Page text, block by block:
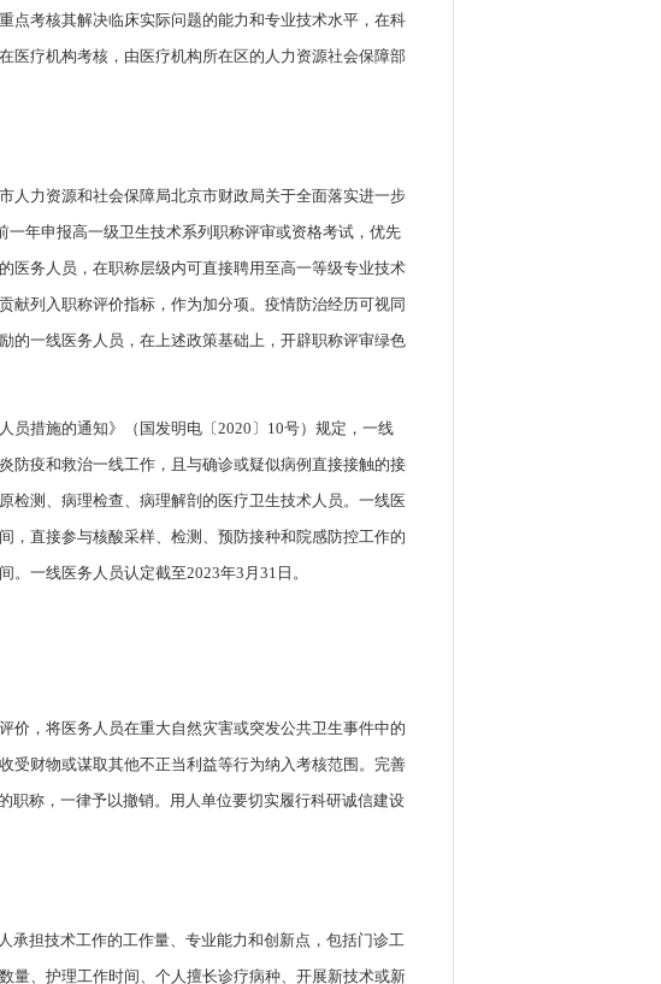
点考核其解决临床实际问题的能力和专业技术水平，在科
医疗机构考核，由医疗机构所在区的人力资源社会保障部
人力资源和社会保障局北京市财政局关于全面落实进一步
年申报高一级卫生技术系列职称评审或资格考试，优先
医务人员，在职称层级内可直接聘用至高一等级专业技术
献列入职称评价指标，作为加分项。疫情防治经历可视同
的一线医务人员，在上述政策基础上，开辟职称评审绿色
员措施的通知》（国发明电〔2020〕10号）规定，一线
防疫和救治一线工作，且与确诊或疑似病例直接接触的接
检测、病理检查、病理解剖的医疗卫生技术人员。一线医
，直接参与核酸采样、检测、预防接种和院感防控工作的
一线医务人员认定截至2023年3月31日。
价，将医务人员在重大自然灾害或突发公共卫生事件中的
受财物或谋取其他不正当利益等行为纳入考核范围。完善
职称，一律予以撤销。用人单位要切实履行科研诚信建设
承担技术工作的工作量、专业能力和创新点，包括门诊工
量、护理工作时间、个人擅长诊疗病种、开展新技术或新